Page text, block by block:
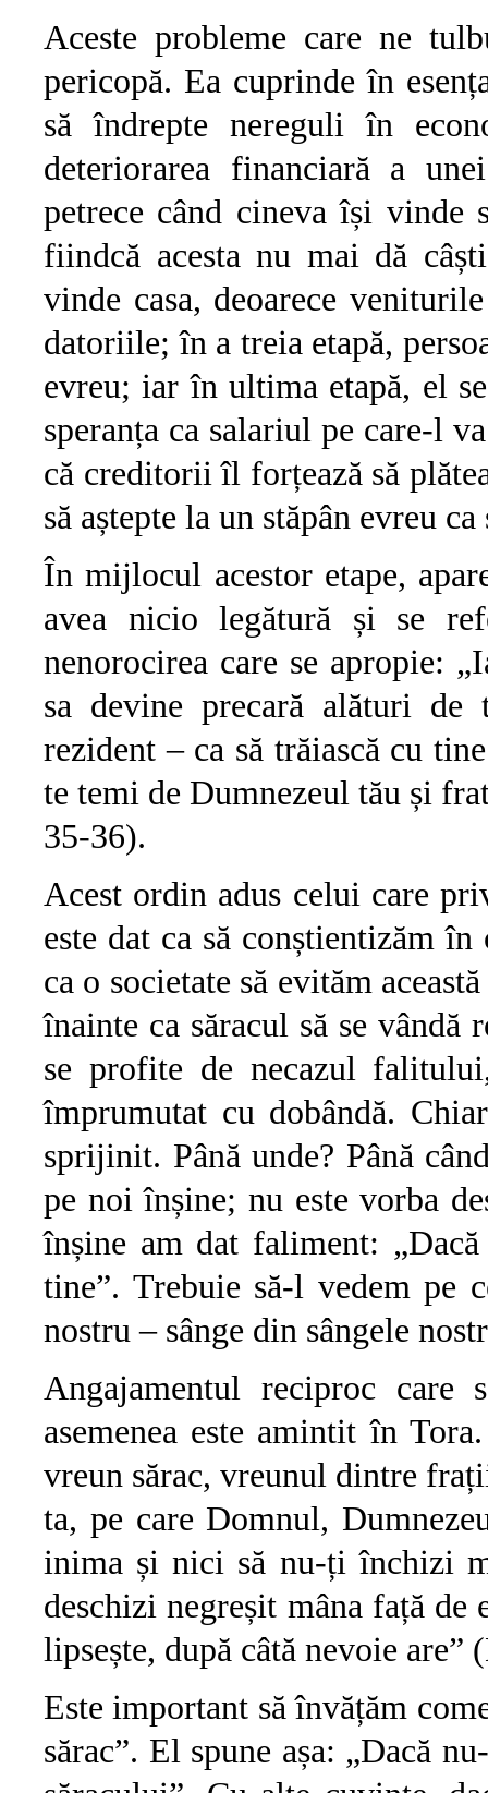
Aceste probleme care ne
pericopă. Ea cuprinde în
să îndrepte nereguli în
deteriorarea financiară a
petrece când cineva își vinde
fiindcă acesta nu mai dă
vinde casa, deoarece
datoriile; în a treia etapă,
evreu; iar în ultima etapă, el
speranța ca salariul pe care-l
că creditorii îl forțează să
să aștepte la un stăpân evreu
În mijlocul acestor etape,
avea nicio legătură și se
nenorocirea care se apropie:
sa devine precară alături
rezident – ca să trăiască cu
te temi de Dumnezeul tău și
35-36).
Acest ordin adus celui care
este dat ca să conștientizăm
ca o societate să evităm
înainte ca săracul să se vândă
se profite de necazul
împrumutat cu dobândă.
sprijinit. Până unde? Până
pe noi înșine; nu este vorba
înșine am dat faliment:
tine”. Trebuie să-l vedem pe
nostru – sânge din sângele
Angajamentul reciproc
asemenea este amintit în
vreun sărac, vreunul dintre
ta, pe care Domnul,
inima și nici să nu-ți închizi
deschizi negreșit mâna față
lipsește, după câtă nevoie
Este important să învățăm
sărac”. El spune așa: „Dacă